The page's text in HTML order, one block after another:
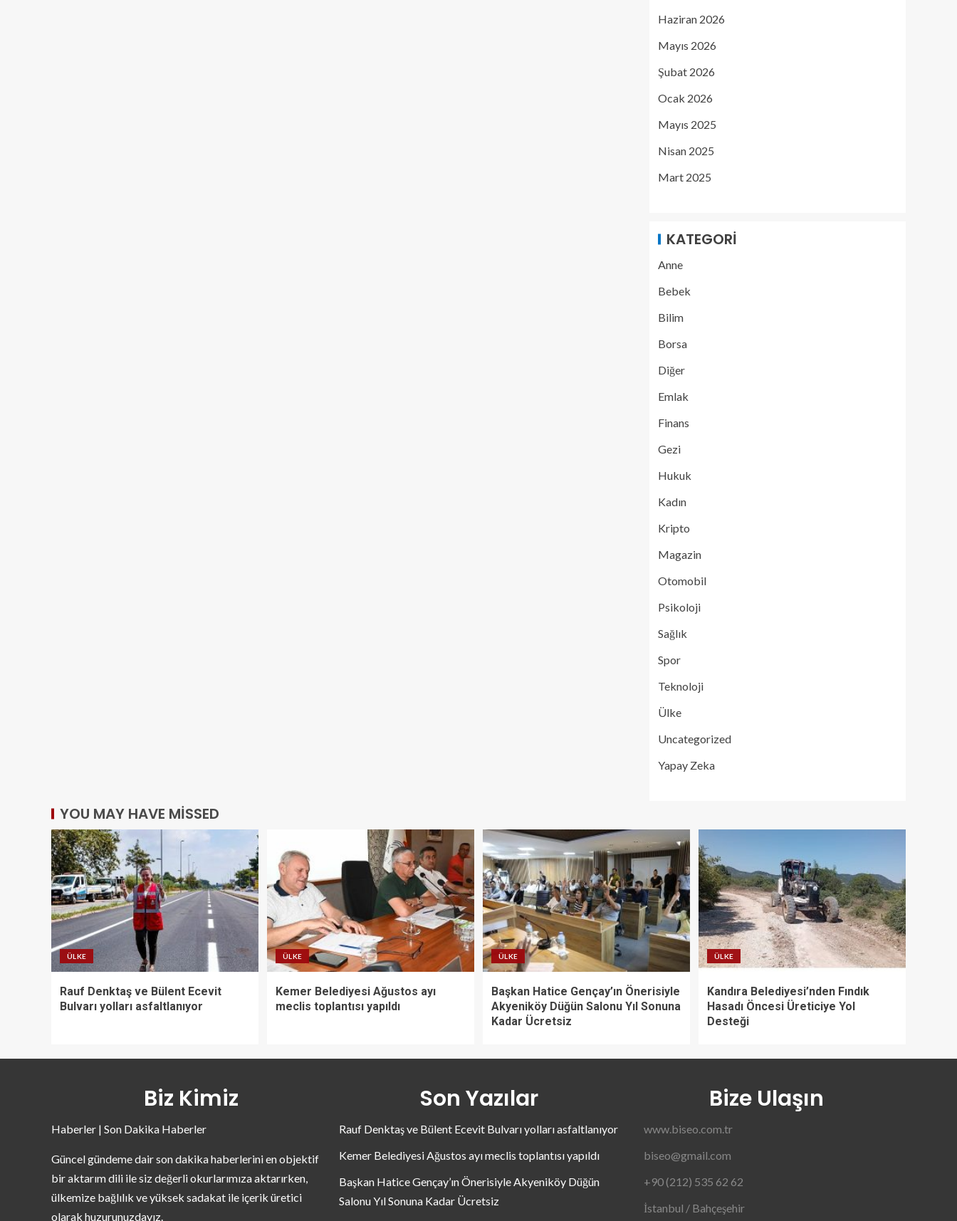
Haziran 2026
Mayıs 2026
Şubat 2026
Ocak 2026
Mayıs 2025
Nisan 2025
Mart 2025
KATEGORI
Anne
Bebek
Bilim
Borsa
Diğer
Emlak
Finans
Gezi
Hukuk
Kadın
Kripto
Magazin
Otomobil
Psikoloji
Sağlık
Spor
Teknoloji
Ülke
Uncategorized
Yapay Zeka
YOU MAY HAVE MISSED
ÜLKE
Rauf Denktaş ve Bülent Ecevit
Bulvarı yolları asfaltlanıyor
ÜLKE
Kemer Belediyesi Ağustos ayı
meclis toplantısı yapıldı
ÜLKE
Başkan Hatice Gençay’ın Önerisiyle
Akyeniköy Düğün Salonu Yıl Sonuna
Kadar Ücretsiz
ÜLKE
Kandıra Belediyesi’nden Fındık
Hasadı Öncesi Üreticiye Yol
Desteği
Biz Kimiz
Haberler | Son Dakika Haberler
Güncel gündeme dair son dakika haberlerini en objektif
bir aktarım dili ile siz değerli okurlarımıza aktarırken,
ülkemize bağlılık ve yüksek sadakat ile içerik üretici
olarak huzurunuzdayız.
Son Yazılar
Rauf Denktaş ve Bülent Ecevit Bulvarı yolları asfaltlanıyor
Kemer Belediyesi Ağustos ayı meclis toplantısı yapıldı
Başkan Hatice Gençay’ın Önerisiyle Akyeniköy Düğün
Salonu Yıl Sonuna Kadar Ücretsiz
Bize Ulaşın
www.biseo.com.tr
biseo@gmail.com
+90 (212) 535 62 62
İstanbul / Bahçeşehir